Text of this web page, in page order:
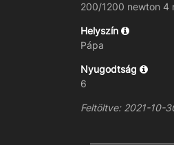
200/1200 newton 4
Helyszín
Pápa
Nyugodtság
6
Feltöltve: 2021-10-